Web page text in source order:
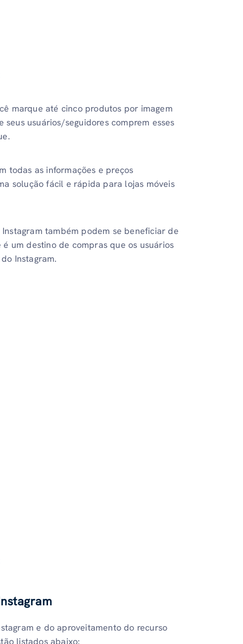
marque até cinco produtos por imagem
usuários/seguidores comprem esses
todas as informações e preços
solução fácil e rápida para lojas móveis
também podem se beneficiar de
um destino de compras que os usuários
Instagram.
e do aproveitamento do recurso
listados abaixo: